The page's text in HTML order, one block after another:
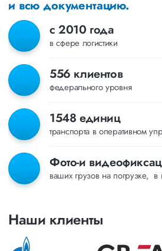
и всю документацию.
с 2010 года
в сфере логистики
556 клиентов
федерального уровня
1548 единиц
транспорта в оперативном
Фото-и
ваших грузов на погрузке, в
Наши клиенты